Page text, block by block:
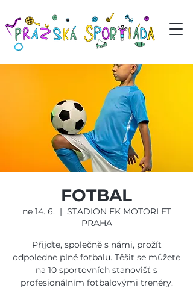
FOTBAL
ne 14. 6.
  |
STADION FK MOTORLET
PRAHA
Přijďte, společně s námi, prožít
odpoledne plné fotbalu. Těšit se můžete
na 10 sportovních stanovišť s
profesionálním fotbalovými trenéry.